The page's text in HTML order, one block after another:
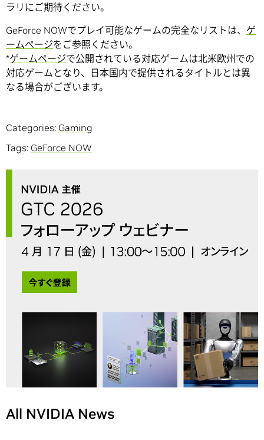
ラリにご期待ください。
GeForce NOWでプレイ可能なゲームの完全なリストは、 ゲ
ームぺージをご参照ください。
*ゲームページで公開されている対応ゲームは北米欧州での
対応ゲームとなり、日本国内で提供されるタイトルとは異
なる場合がございます。
Categories: Gaming
Tags: GeForce NOW
All NVIDIA News